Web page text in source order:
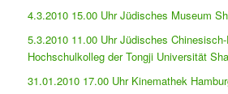
4.3.2010 15.00 Uhr Jüdisches Museum
5.3.2010 11.00 Uhr Jüdisches
Hochschulkolleg der Tongji Universität
31.01.2010 17.00 Uhr Kinemathek